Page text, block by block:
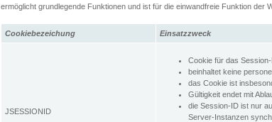
ermöglicht grundlegende Funktionen und ist für die einwandfreie Funktion der
Cookiebezeichung Einsatzzweck
JSESSIONID
Cookie für das
beinhaltet keine
das Cookie ist
Gültigkeit endet mit
die Session-ID ist nur
Server-Instanzen